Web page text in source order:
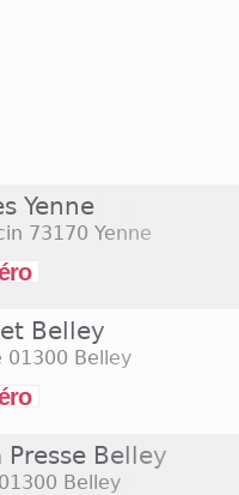
Yenne
73170 Yenne
Belley
01300 Belley
Presse Belley
01300 Belley